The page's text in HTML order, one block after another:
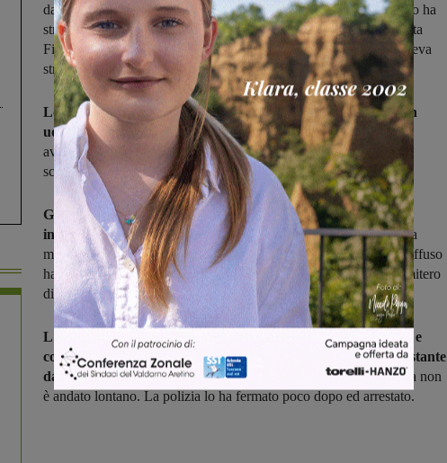
dall’autobus alla fermata di Ceciliano; a una 84enne invece l'uomo ha
strappato di forza dal petto un crocifisso d’oro nel cimitero di Santa
Firmina e a una 70enne, all’interno del cimitero di Campoluci, aveva
strappato di mano la borsa.
Lo scippatore era stato descritto dalle anziane donne come un
uomo alto e magro e dalla carnagione chiara.Alcuni testimoni
avevano anche segnalato una Fiat Panda verde con la quale lo
scippatore era stato visto allontanarsi di luoghi dei colpi.
Gli operatori della Squadra Mobile hanno così dato il via alle
indagini per rintracciare l'auto e il suo conducente.Nella tarda
mattinata di ieri, gli uomini della Sezione Contrasto al Crimine Diffuso
hanno individuato il montevarchino e lo hanno seguito fino al cimitero
di Campoluci.
L'uomo si è fermato davanti a una tomba, come per pregare, e
con uno scatto fulmineo, si è avventato su una donna poco distante
da lui, le ha strappato la borsa ed è risalito in auto per fuggire. Ma non
è andato lontano. La polizia lo ha fermato poco dopo ed arrestato.